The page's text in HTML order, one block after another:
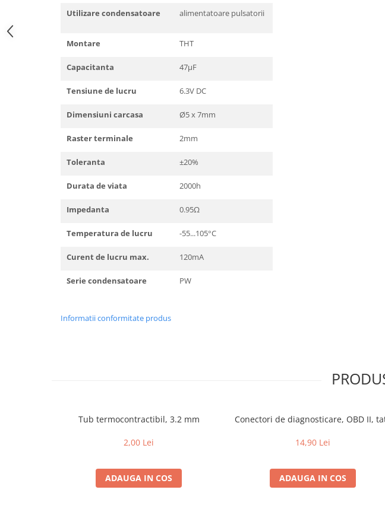
Utilizare condensatoare alimentatoare pulsatorii
Montare THT
Capacitanta 47µF
Tensiune de lucru 6.3V DC
Dimensiuni carcasa Ø5 x 7mm
Raster terminale 2mm
Toleranta ±20%
Durata de viata 2000h
Impedanta 0.95Ω
Temperatura de lucru -55...105°C
Curent de lucru max. 120mA
Serie condensatoare PW
Informatii conformitate produs
Tub termocontractibil, 3.2 mm
2,00 Lei
ADAUGA IN COS
Conectori de diagnosticare, OBD II,
14,90 Lei
ADAUGA IN COS